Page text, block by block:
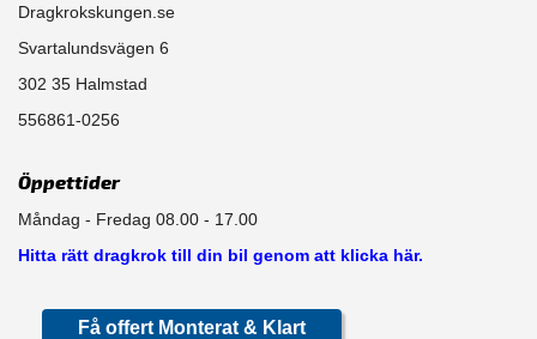
Dragkrokskungen.se
Svartalundsvägen 6
302 35 Halmstad
556861-0256
Öppettider
Måndag - Fredag 08.00 - 17.00
Hitta rätt dragkrok till din bil genom att klicka här.
Få offert Monterat & Klart